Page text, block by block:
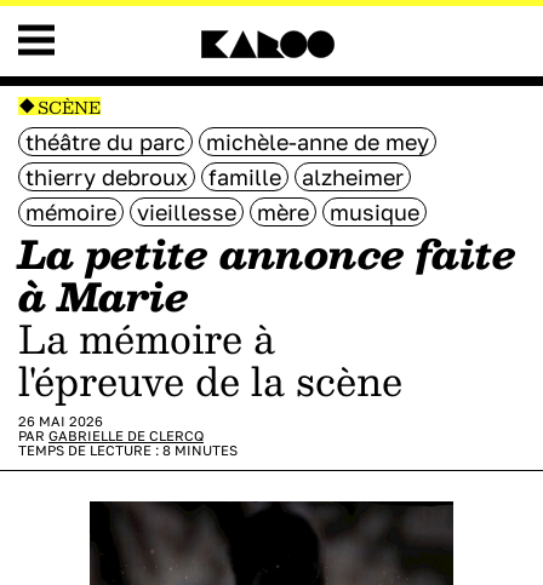
SCÈNE
théâtre du parc
michèle-anne de mey
thierry debroux
famille
alzheimer
mémoire
vieillesse mère musique
La petite annonce faite
à Marie
La mémoire à
l'épreuve de la scène
26 MAI 2026
PAR GABRIELLE DE CLERCQ
TEMPS DE LECTURE : 8 MINUTES